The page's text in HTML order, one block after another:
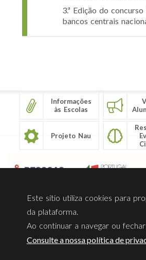
3.ª Edição do
bancos centrais
Informações
às Escolas
Projeto Nau
Sobre Nós Privacidade
Este sítio utiliza cookies para
da plataforma.
Ao continuar a navegar ou
Consulte a nossa política de